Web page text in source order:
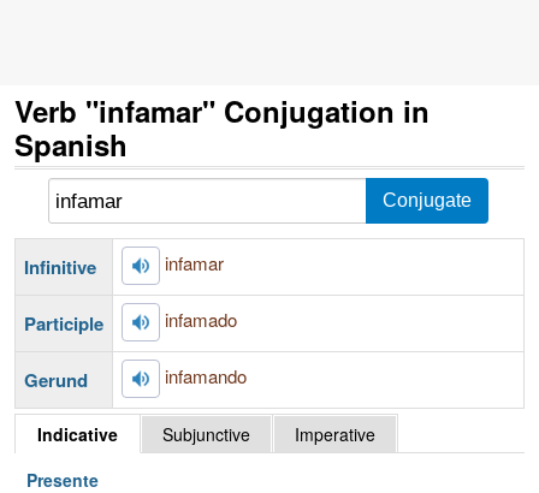
Verb "infamar" Conjugation in
Spanish
Infinitive infamar
Participle infamado
Gerund infamando
Indicative Subjunctive
Imperative
Presente